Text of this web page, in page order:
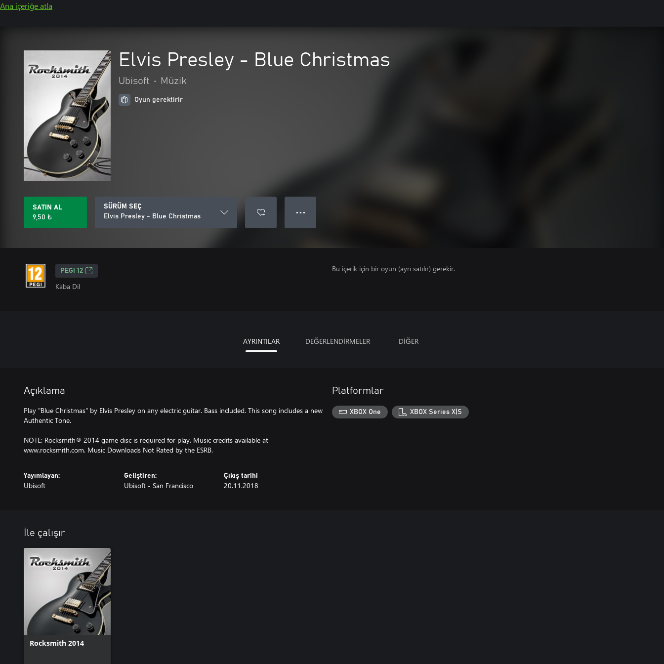
Ana içeriğe atla
Elvis Presley - Blue Christmas
Ubisoft • Müzik
Oyun gerektirir
SATIN AL
9,50 ₺
SÜRÜM SEÇ
Elvis Presley - Blue Christmas
● ● ●
PEGI 12
Kaba Dil
Bu içerik için bir oyun (ayrı satılır) gerekir.
AYRINTILAR DEĞERLENDİRMELER DİĞER
Açıklama
Play "Blue Christmas" by Elvis Presley on any electric guitar. Bass included. This song includes a new
Authentic Tone.
NOTE: Rocksmith® 2014 game disc is required for play. Music credits available at
www.rocksmith.com. Music Downloads Not Rated by the ESRB.
Yayımlayan:
Ubisoft
Geliştiren:
Ubisoft - San Francisco
Çıkış tarihi
20.11.2018
Platformlar
XBOX One XBOX Series X|S
İle çalışır
Rocksmith 2014